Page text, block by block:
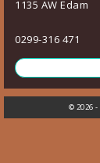
1135 AW Edam
0299-316 471
© 2026 -